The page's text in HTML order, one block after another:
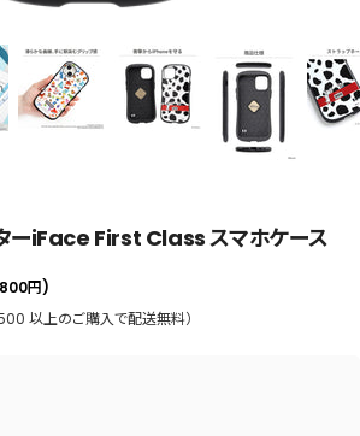
ーiFace First Class スマホケース
円)
以上のご購入で配送無料）